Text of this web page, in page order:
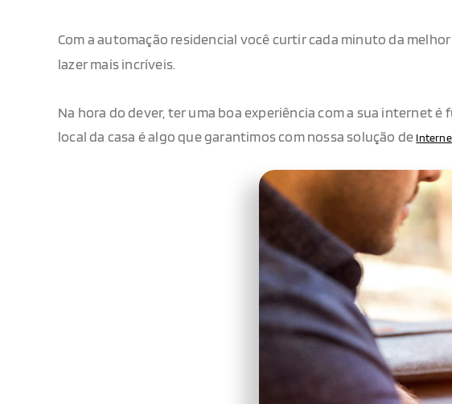
Com a automação residencial você curtir cada minuto da
lazer mais incríveis.
Na hora do dever, ter uma boa experiência com a sua internet
local da casa é algo que garantimos com nossa solução de